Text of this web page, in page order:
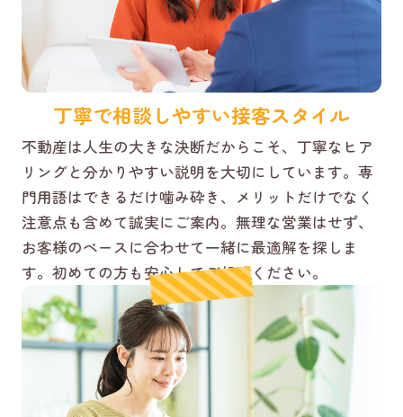
丁寧で相談しやすい接客スタイル
不動産は人生の大きな決断だからこそ、丁寧なヒア
リングと分かりやすい説明を大切にしています。専
門用語はできるだけ噛み砕き、メリットだけでなく
注意点も含めて誠実にご案内。無理な営業はせず、
お客様のペースに合わせて一緒に最適解を探しま
す。初めての方も安心してご相談ください。